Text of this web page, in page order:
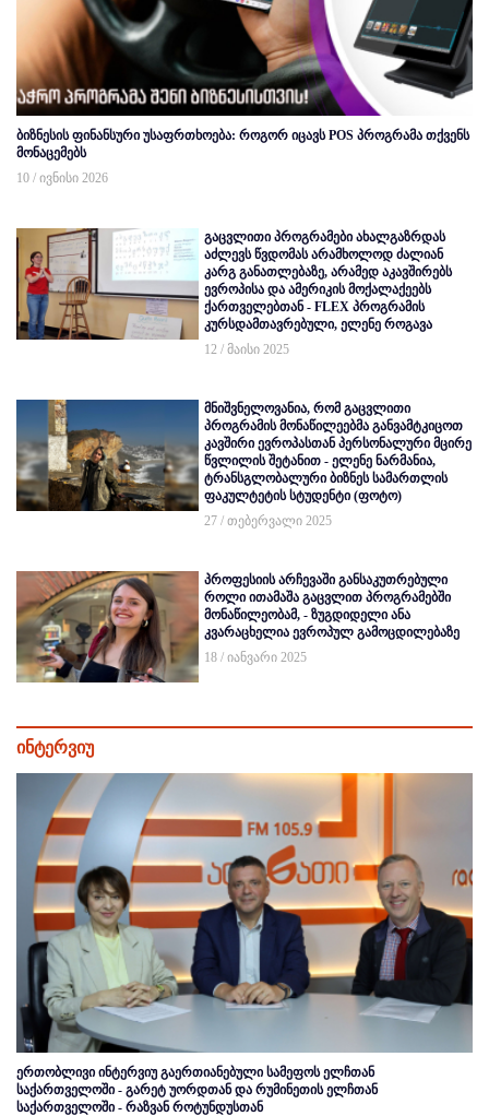
ბიზნესის ფინანსური უსაფრთხოება: როგორ იცავს POS პროგრამა თქვენს
მონაცემებს
10 / ივნისი 2026
გაცვლითი პროგრამები ახალგაზრდას
აძლევს წვდომას არამხოლოდ ძალიან
კარგ განათლებაზე, არამედ აკავშირებს
ევროპისა და ამერიკის მოქალაქეებს
ქართველებთან - FLEX პროგრამის
კურსდამთავრებული, ელენე როგავა
12 / მაისი 2025
მნიშვნელოვანია, რომ გაცვლითი
პროგრამის მონაწილეებმა განვამტკიცოთ
კავშირი ევროპასთან პერსონალური მცირე
წვლილის შეტანით - ელენე ნარმანია,
ტრანსგლობალური ბიზნეს სამართლის
ფაკულტეტის სტუდენტი (ფოტო)
27 / თებერვალი 2025
პროფესიის არჩევაში განსაკუთრებული
როლი ითამაშა გაცვლით პროგრამებში
მონაწილეობამ, - ზუგდიდელი ანა
კვარაცხელია ევროპულ გამოცდილებაზე
18 / იანვარი 2025
ინტერვიუ
ერთობლივი ინტერვიუ გაერთიანებული სამეფოს ელჩთან
საქართველოში - გარეტ უორდთან და რუმინეთის ელჩთან
საქართველოში - რაზვან როტუნდუსთან